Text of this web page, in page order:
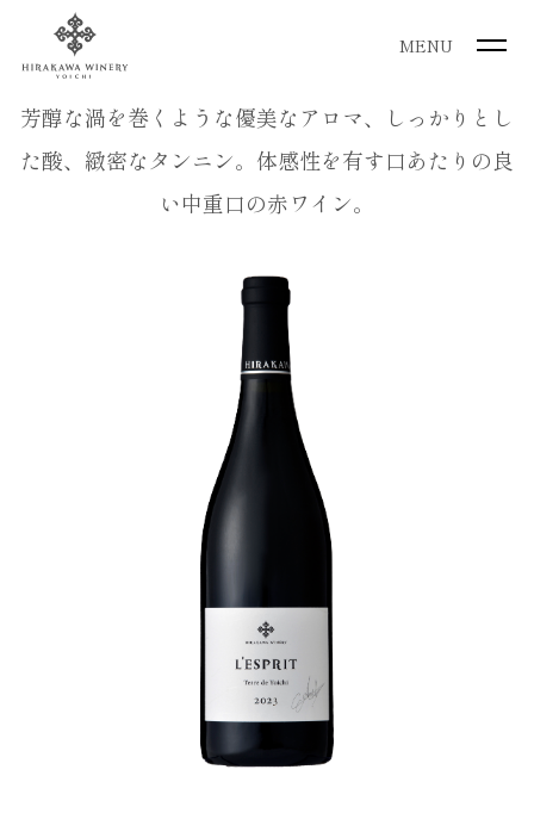
MENU
芳醇な渦を巻くような優美なアロマ、しっかりとし
た酸、緻密なタンニン。体感性を有す口あたりの良
い中重口の赤ワイン。